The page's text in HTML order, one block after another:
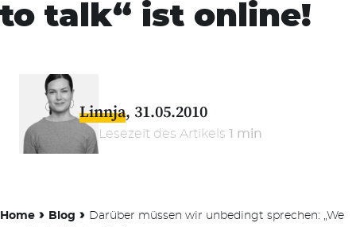
to talk“ ist online!
Linnja 31.05.2010
Lesezeit des Artikels 1 min
Home › Blog › Darüber müssen wir unbedingt sprechen: „We